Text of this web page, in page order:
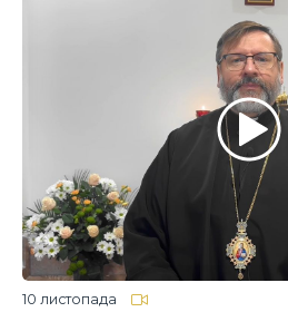
10 листопада